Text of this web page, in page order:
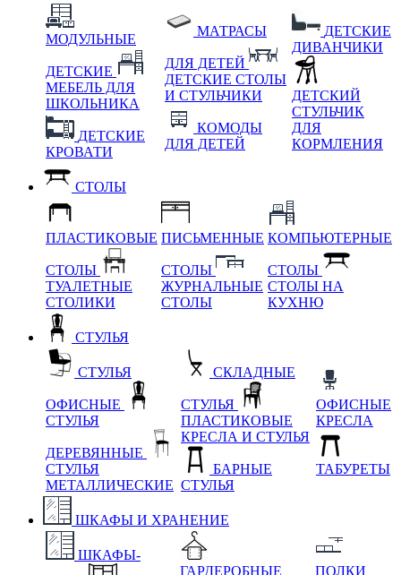
МОДУЛЬНЫЕ
ДЕТСКИЕ
МЕБЕЛЬ ДЛЯ
ШКОЛЬНИКА
ДЕТСКИЕ
КРОВАТИ
МАТРАСЫ
ДЛЯ ДЕТЕЙ
ДЕТСКИЕ СТОЛЫ
И СТУЛЬЧИКИ
КОМОДЫ
ДЛЯ ДЕТЕЙ
ДЕТСКИЕ
ДИВАНЧИКИ
ДЕТСКИЙ
СТУЛЬЧИК
ДЛЯ
КОРМЛЕНИЯ
СТОЛЫ
ПЛАСТИКОВЫЕ
СТОЛЫ
ТУАЛЕТНЫЕ
СТОЛИКИ
ПИСЬМЕННЫЕ
СТОЛЫ
ЖУРНАЛЬНЫЕ
СТОЛЫ
КОМПЬЮТЕРНЫЕ
СТОЛЫ
СТОЛЫ НА
КУХНЮ
СТУЛЬЯ
СТУЛЬЯ
ОФИСНЫЕ
СТУЛЬЯ
ДЕРЕВЯННЫЕ
СТУЛЬЯ
МЕТАЛЛИЧЕСКИЕ
СКЛАДНЫЕ
СТУЛЬЯ
ПЛАСТИКОВЫЕ
КРЕСЛА И СТУЛЬЯ
БАРНЫЕ
СТУЛЬЯ
ОФИСНЫЕ
КРЕСЛА
ТАБУРЕТЫ
ШКАФЫ И ХРАНЕНИЕ
ШКАФЫ-
ГАРДЕРОБНЫЕ
ПОЛКИ